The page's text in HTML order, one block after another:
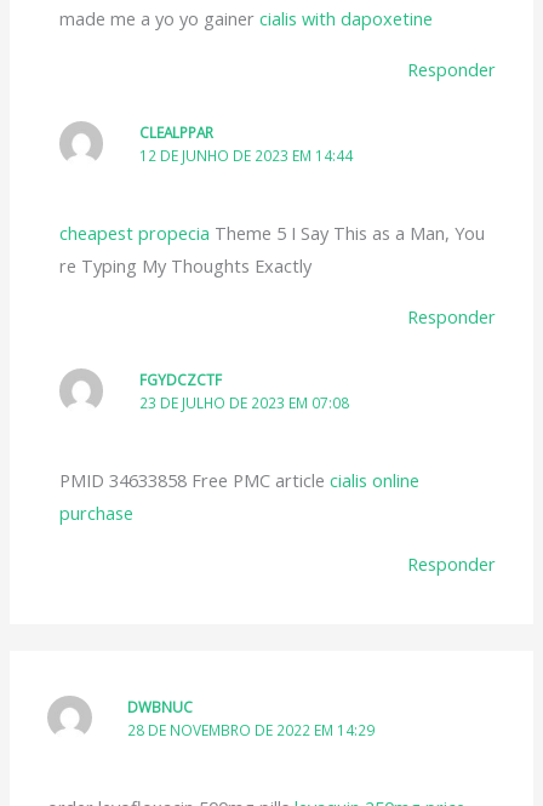
made me a yo yo gainer cialis with dapoxetine
Responder
CLEALPPAR
12 DE JUNHO DE 2023 EM 14:44
cheapest propecia Theme 5 I Say This as a Man, You
re Typing My Thoughts Exactly
Responder
FGYDCZCTF
23 DE JULHO DE 2023 EM 07:08
PMID 34633858 Free PMC article cialis online
purchase
Responder
DWBNUC
28 DE NOVEMBRO DE 2022 EM 14:29